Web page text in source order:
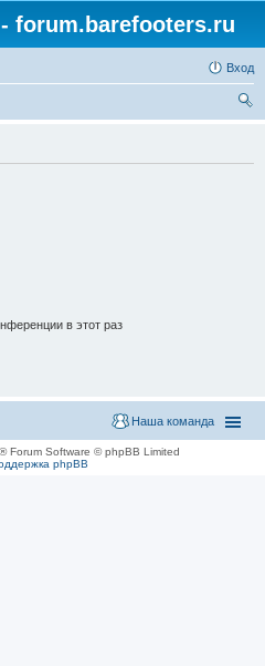
forum.barefooters.ru
Вход
в этот раз
Наша команда
® Forum Software © phpBB Limited
phpBB